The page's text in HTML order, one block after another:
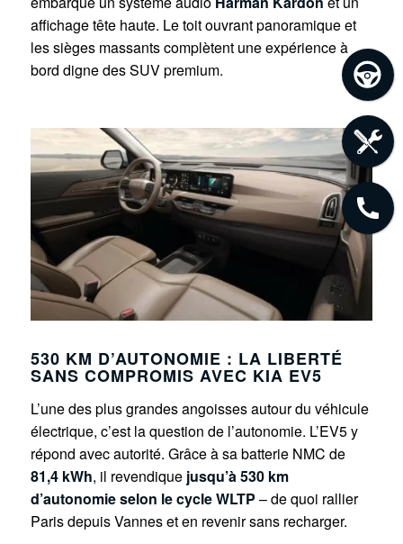
affichage tête haute. Le toit ouvrant panoramique et
les sièges massants complètent une expérience à
bord digne des SUV premium.
530 KM D’AUTONOMIE : LA LIBERTÉ
SANS COMPROMIS AVEC KIA EV5
L’une des plus grandes angoisses autour du véhicule
électrique, c’est la question de l’autonomie. L’EV5 y
répond avec autorité. Grâce à sa batterie NMC de
81,4 kWh, il revendique jusqu’à 530 km
d’autonomie selon le cycle WLTP – de quoi rallier
Paris depuis Vannes et en revenir sans recharger.